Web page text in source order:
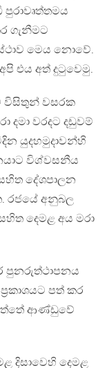
ගැනීමට
මෙය නොවේ.
එය අත් දුටුවෙමු.
විසිතුන් වසරක
දමා වරදට දඩුවම්
යුදහමුදාවන්හි
විශ්වසනීය
දේශපාලන
රජයේ අනුබල
දෙමළ අය මරා
පුනරුත්ථාපනය
පත් කර
ආණ්ඩුවේ
දිසාවෙහි දෙමළ